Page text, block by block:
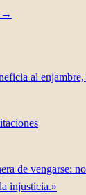
→
al
de vengarse:
injusticia.»